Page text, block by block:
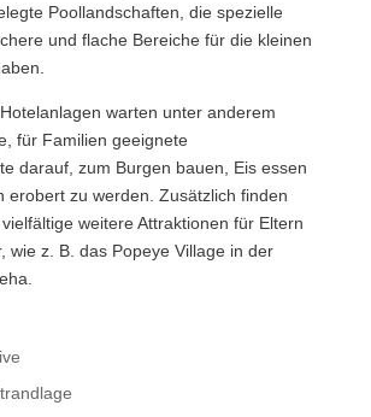
Poollandschaften, die spezielle
und flache Bereiche für die kleinen
warten unter anderem
für Familien geeignete
darauf, zum Burgen bauen, Eis essen
erobert zu werden. Zusätzlich finden
weitere Attraktionen für Eltern
wie z. B. das Popeye Village in der